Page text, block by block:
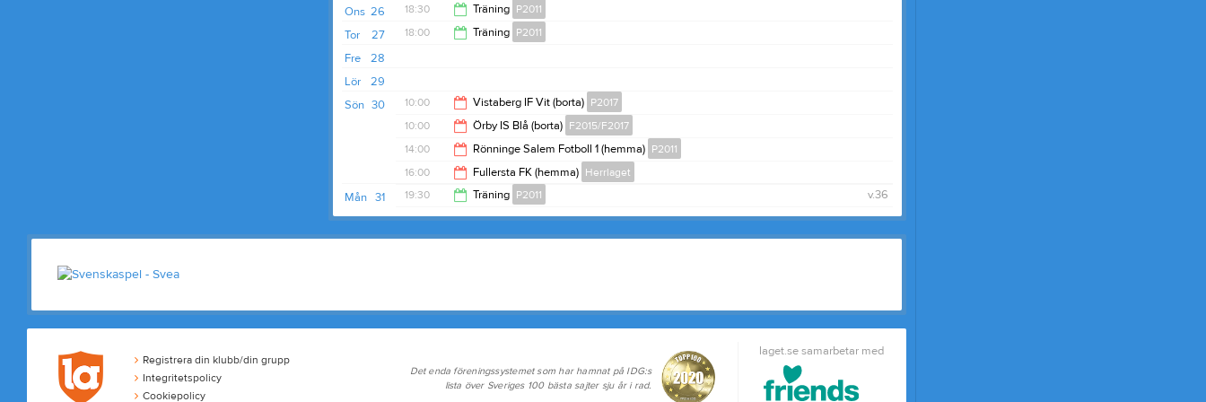
21:00
26
Ons 18:30 Träning P2011
27
Tor 18:00 Träning P2011
28
Fre
29
Lör
30
Sön 10:00 Vistaberg IF Vit (borta) P2017
11:00
10:00 Örby IS Blå (borta) F2015/F2017
11:00
14:00 Rönninge Salem Fotboll 1 (hemma) P2011
16:00
16:00 Fullersta FK (hemma) Herrlaget
18:00
31
Mån v.36
19:30 Träning P2011
21:00
Registrera din klubb/din grupp
Integritetspolicy
Cookiepolicy
laget.se samarbetar med
Det enda föreningssystemet som har hamnat på IDG:s
lista över Sveriges 100 bästa sajter sju år i rad.